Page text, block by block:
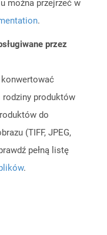
można przejrzeć w
.
przez
produktów
do
(TIFF, JPEG,
pełną listę
.